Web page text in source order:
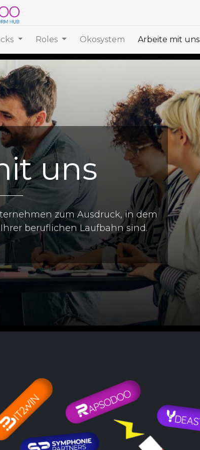
Roles Ökosystem Arbeite mit uns
uns
zum Ausdruck, in dem
beruflichen Laufbahn sind.